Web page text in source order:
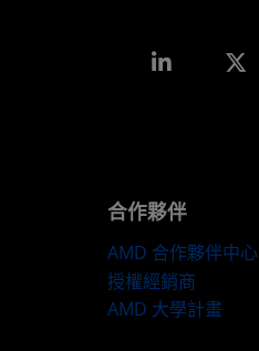
Linkedin
合作夥伴
AMD 合作夥伴中心
授權經銷商
AMD 大學計畫